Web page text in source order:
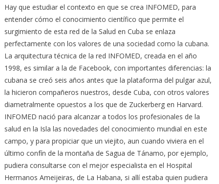
Hay que estudiar el contexto en que se crea INFOMED, para
entender cómo el conocimiento científico que permite el
surgimiento de esta red de la Salud en Cuba se enlaza
perfectamente con los valores de una sociedad como la cubana.
La arquitectura técnica de la red INFOMED, creada en el año
1998, es similar a la de Facebook, con importantes diferencias: la
cubana se creó seis años antes que la plataforma del pulgar azul,
la hicieron compañeros nuestros, desde Cuba, con otros valores
diametralmente opuestos a los que de Zuckerberg en Harvard.
INFOMED nació para alcanzar a todos los profesionales de la
salud en la Isla las novedades del conocimiento mundial en este
campo, y para propiciar que un viejito, aun cuando viviera en el
último confín de la montaña de Sagua de Tánamo, por ejemplo,
pudiera consultarse con el mejor especialista en el Hospital
Hermanos Ameijeiras, de La Habana, si allí estaba quien pudiera